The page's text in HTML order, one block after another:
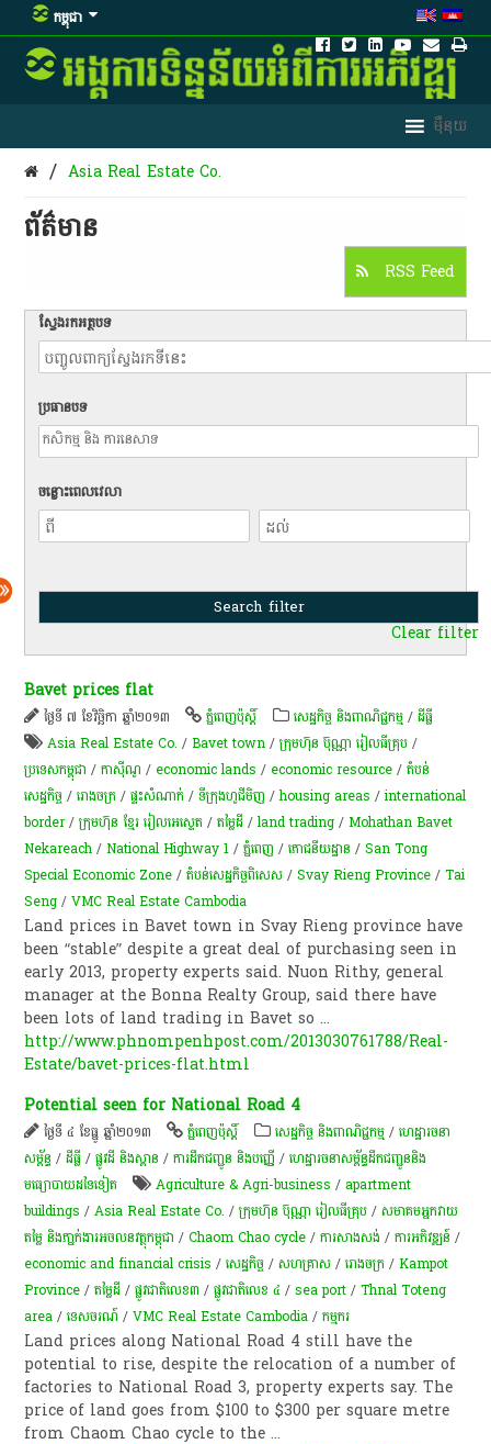
កម្ពុជា
/ Asia Real Estate Co.
ព័ត៌មាន​
RSS Feed
ស្វែងរកអត្ថបទ
ប្រធានបទ
ចន្លោះពេលវេលា
Clear filter
Bavet prices flat
ថ្ងៃទី ៧ ខែវិច្ឆិកា ឆ្នាំ២០១៣ ភ្នំពេញប៉ុស្តិ៍ សេដ្ឋកិច្ច និងពាណិជ្ជកម្ម /ដីធ្លី
Asia Real Estate Co. /Bavet town /ក្រុមហ៊ុន ប៊ុណ្ណា រៀលធីគ្រុប /
ប្រទេសកម្ពុជា /កាស៊ីណូ / economic lands / economic resource /តំបន់
សេដ្ឋកិច្ច /រោងចក្រ /ផ្ទះសំណាក់ /ទីក្រុងហូជីមិញ /housing areas /international
border/ក្រុមហ៊ុន ខ្មែរ រៀលអេស្ទេត /តម្លៃដី /land trading /Mohathan Bavet
Nekareach /National Highway 1 /ភ្នំពេញ /​ភោជនីយដ្ឋាន /San Tong
Special Economic Zone /​តំបន់​សេដ្ឋកិច្ច​ពិសេស​ /Svay Rieng Province /Tai
Seng /VMC Real Estate Cambodia
Land prices in Bavet town in Svay Rieng province have
been “stable” despite a great deal of purchasing seen in
early 2013, property experts said. Nuon Rithy, general
manager at the Bonna Realty Group, said there have
been lots of land trading in Bavet so...
http://www.phnompenhpost.com/2013030761788/Real-
Estate/bavet-prices-flat.html
Potential seen for National Road 4
ថ្ងៃទី ៤ ខែធ្នូ ឆ្នាំ២០១៣ ភ្នំពេញប៉ុស្តិ៍ សេដ្ឋកិច្ច និងពាណិជ្ជកម្ម /ហេដ្ឋារចនា
សម្ព័ន្ធ /ដីធ្លី /ផ្លូវដី និងស្ពាន /ការដឹកជញ្ជូន និងបញ្ញើ /ហេដ្ឋារចនាសម្ព័ន្ធដឹកជញ្ជូននិង
មធ្យោបាយដទៃទៀត
Agriculture & Agri-business /apartment
buildings /Asia Real Estate Co. /ក្រុមហ៊ុន ប៊ុណ្ណា រៀលធីគ្រុប /សមាគម​អ្នក​វាយ
តម្លៃ និង​ភា្នក់ងារ​អចលន​វត្ថុ​កម្ពុជា /Chaom Chao cycle /ការសាងសង់ /ការអភិវឌ្ឍន៍ /
economic and financial crisis /សេដ្ឋកិច្ច /សហគ្រាស /រោងចក្រ /Kampot
Province /តម្លៃដី /ផ្លូវជាតិលេខ៣ /ផ្លូវជាតិលេខ ៤ /sea port /Thnal Toteng
area /ទេសចរណ៍ /VMC Real Estate Cambodia /ក​ម្មករ​
Land prices along National Road 4 still have the
potential to rise, despite the relocation of a number of
factories to National Road 3, property experts say. The
price of land goes from $100 to $300 per square metre
from Chaom Chao cycle to the...